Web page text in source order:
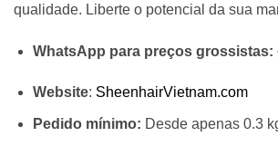
qualidade. Liberte o potencial da sua
WhatsApp para preços grossistas:
Website: SheenhairVietnam.com
Pedido mínimo: Desde apenas 0.3